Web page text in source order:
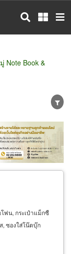
Note Book &
แทนจัดจำหน่าย
โฟน, กระเป๋าแม็กซื
, ซองใส่โน๊ตบุ๊ก